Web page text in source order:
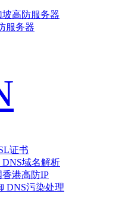
坡高防服务器
服务器
证书
DNS域名解析
香港高防IP
DNS污染处理